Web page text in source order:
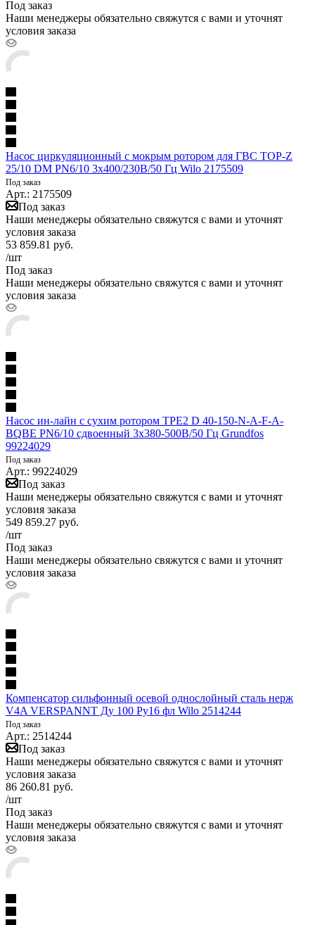
Под заказ
Наши менеджеры обязательно свяжутся с вами и уточнят
условия заказа
Насос циркуляционный с мокрым ротором для ГВС TOP-Z
25/10 DM PN6/10 3х400/230В/50 Гц Wilo 2175509
Под заказ
Арт.: 2175509
Под заказ
Наши менеджеры обязательно свяжутся с вами и уточнят
условия заказа
53 859.81 руб.
/шт
Под заказ
Наши менеджеры обязательно свяжутся с вами и уточнят
условия заказа
Насос ин-лайн с сухим ротором TPE2 D 40-150-N-A-F-A-
BQBE PN6/10 сдвоенный 3х380-500В/50 Гц Grundfos
99224029
Под заказ
Арт.: 99224029
Под заказ
Наши менеджеры обязательно свяжутся с вами и уточнят
условия заказа
549 859.27 руб.
/шт
Под заказ
Наши менеджеры обязательно свяжутся с вами и уточнят
условия заказа
Компенсатор сильфонный осевой однослойный сталь нерж
V4A VERSPANNT Ду 100 Ру16 фл Wilo 2514244
Под заказ
Арт.: 2514244
Под заказ
Наши менеджеры обязательно свяжутся с вами и уточнят
условия заказа
86 260.81 руб.
/шт
Под заказ
Наши менеджеры обязательно свяжутся с вами и уточнят
условия заказа